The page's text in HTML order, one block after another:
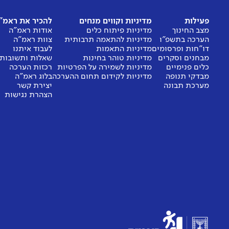
פעילות
מצב החינוך
הערכה בתשפ"ו
דו"חות ופרסומים
מבחנים וסקרים
כלים פנימיים
מבדקי תנופה
מערכת תבונה
מדיניות וקווים מנחים
מדיניות פיתוח כלים
מדיניות להתאמה תרבותית
מדיניות התאמות
מדיניות טוהר בחינות
מדיניות לשמירה על הפרטיות
מדיניות לקידום תחום ההערכה
להכיר את
אודות ראמ"ה
צוות ראמ"ה
לעבוד איתנו
שאלות
רכזות הערכה
בלוג ראמ"ה
יצירת קשר
הצהרת נגישות